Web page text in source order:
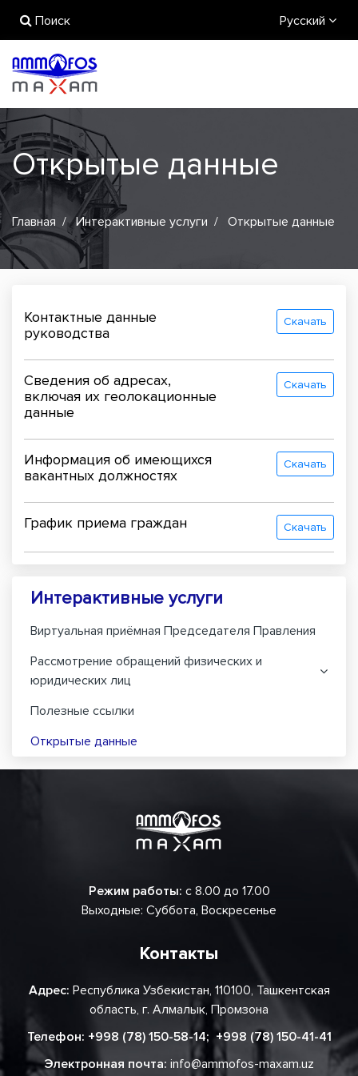
Поиск Русский
Открытые данные
Главная Интерактивные услуги Открытые данные
Контактные данные
руководства
Скачать
Сведения об адресах,
включая их геолокационные
данные
Скачать
Информация об имеющихся
вакантных должностях
Скачать
График приема граждан Скачать
Интерактивные услуги
Виртуальная приёмная Председателя Правления
Рассмотрение обращений физических и
юридических лиц
Полезные ссылки
Открытые данные
Режим работы: с 8.00 до 17.00
Выходные: Суббота, Воскресенье
Контакты
Адрес: Республика Узбекистан, 110100, Ташкентская
область, г. Алмалык, Промзона
Телефон: +998 (78) 150-58-14; +998 (78) 150-41-41
Электронная почта: info@ammofos-maxam.uz